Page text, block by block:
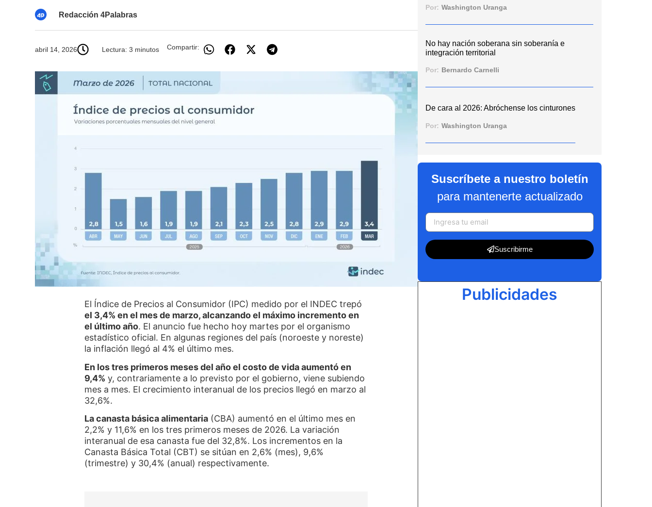
Redacción 4Palabras
abril 14, 2026 Lectura: 3 minutos Compartir:
El Índice de Precios al Consumidor (IPC) medido por el INDEC trepó
el 3,4% en el mes de marzo, alcanzando el máximo incremento en
el último año. El anuncio fue hecho hoy martes por el organismo
estadístico oficial. En algunas regiones del país (noroeste y noreste)
la inflación llegó al 4% el último mes.
En los tres primeros meses del año el costo de vida aumentó en
9,4% y, contrariamente a lo previsto por el gobierno, viene subiendo
mes a mes. El crecimiento interanual de los precios llegó en marzo al
32,6%.
La canasta básica alimentaria (CBA) aumentó en el último mes en
2,2% y 11,6% en los tres primeros meses de 2026. La variación
interanual de esa canasta fue del 32,8%. Los incrementos en la
Canasta Básica Total (CBT) se sitúan en 2,6% (mes), 9,6%
(trimestre) y 30,4% (anual) respectivamente.
Por: Washington Uranga
No hay nación soberana sin soberanía e
integración territorial
Por: Bernardo Carnelli
De cara al 2026: Abróchense los cinturones
Por: Washington Uranga
Suscríbete a nuestro boletín
para mantenerte actualizado
Suscribirme
Publicidades